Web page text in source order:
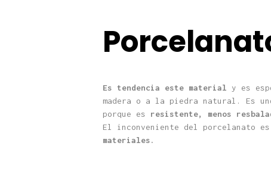
Es tendencia este material y es
madera o a la piedra natural.
Es
porque es
resistente, menos
El inconveniente del porcelanato es
materiales.